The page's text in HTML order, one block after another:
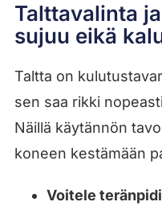
Talttavalinta
sujuu eikä
Taltta on
sen saa rikki
Näillä käytännön
koneen kestämään
Voitele